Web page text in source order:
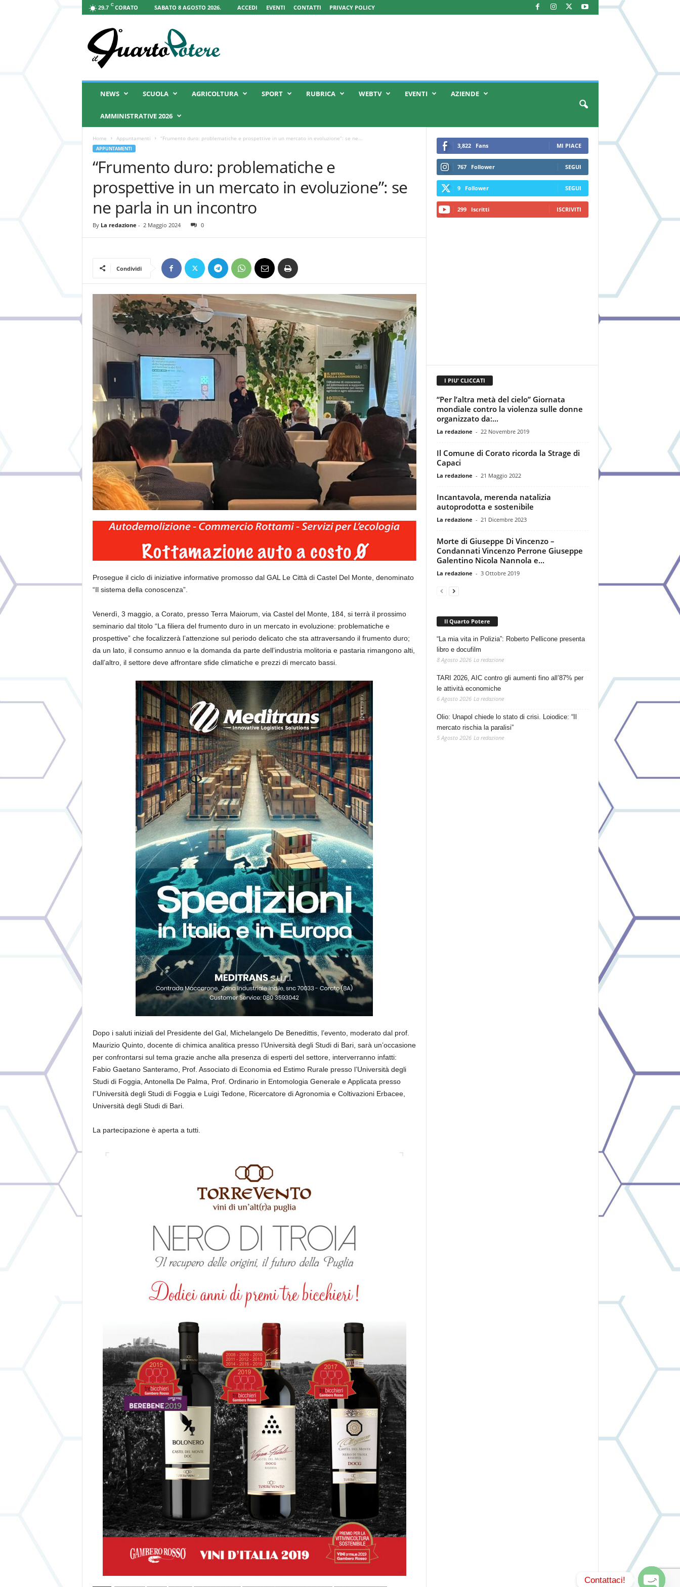
29.7 C CORATO SABATO 8 AGOSTO 2026. ACCEDI EVENTI CONTATTI PRIVACY POLICY
Q
NEWS SCUOLA AGRICOLTURA SPORT RUBRICA WEBTV EVENTI AZIENDE
AMMINISTRATIVE 2026
Home Appuntamenti “Frumento duro: problematiche e prospettive in un mercato in evoluzione”: se ne...
APPUNTAMENTI
“Frumento duro: problematiche e
prospettive in un mercato in evoluzione”: se
ne parla in un incontro
By La redazione - 2 Maggio 2024 0
Condividi
Prosegue il ciclo di iniziative informative promosso dal GAL Le Città di Castel Del Monte, denominato
“Il sistema della conoscenza”.
Venerdì, 3 maggio, a Corato, presso Terra Maiorum, via Castel del Monte, 184, si terrà il prossimo
seminario dal titolo “La filiera del frumento duro in un mercato in evoluzione: problematiche e
prospettive” che focalizzerà l’attenzione sul periodo delicato che sta attraversando il frumento duro;
da un lato, il consumo annuo e la domanda da parte dell’industria molitoria e pastaria rimangono alti,
dall’altro, il settore deve affrontare sfide climatiche e prezzi di mercato bassi.
Dopo i saluti iniziali del Presidente del Gal, Michelangelo De Benedittis, l’evento, moderato dal prof.
Maurizio Quinto, docente di chimica analitica presso l’Università degli Studi di Bari, sarà un’occasione
per confrontarsi sul tema grazie anche alla presenza di esperti del settore, interverranno infatti:
Fabio Gaetano Santeramo, Prof. Associato di Economia ed Estimo Rurale presso l’Università degli
Studi di Foggia, Antonella De Palma, Prof. Ordinario in Entomologia Generale e Applicata presso
l”Università degli Studi di Foggia e Luigi Tedone, Ricercatore di Agronomia e Coltivazioni Erbacee,
Università degli Studi di Bari.
La partecipazione è aperta a tutti.
3,822 Fans MI PIACE
767 Follower SEGUI
9 Follower SEGUI
299 Iscritti ISCRIVITI
I PIU' CLICCATI
“Per l’altra metà del cielo” Giornata
mondiale contro la violenza sulle donne
organizzato da:...
La redazione - 22 Novembre 2019
Il Comune di Corato ricorda la Strage di
Capaci
La redazione - 21 Maggio 2022
Incantavola, merenda natalizia
autoprodotta e sostenibile
La redazione - 21 Dicembre 2023
Morte di Giuseppe Di Vincenzo –
Condannati Vincenzo Perrone Giuseppe
Galentino Nicola Nannola e...
La redazione - 3 Ottobre 2019
Il Quarto Potere
“La mia vita in Polizia”: Roberto Pellicone presenta
libro e docufilm
8 Agosto 2026 La redazione
TARI 2026, AIC contro gli aumenti fino all’87% per
le attività economiche
6 Agosto 2026 La redazione
Olio: Unapol chiede lo stato di crisi. Loiodice: “Il
mercato rischia la paralisi”
5 Agosto 2026 La redazione
Contattaci!